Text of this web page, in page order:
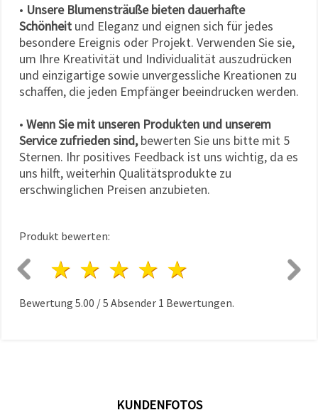
• Unsere Blumensträuße bieten dauerhafte
Schönheit und Eleganz und eignen sich für jedes
besondere Ereignis oder Projekt. Verwenden Sie sie,
um Ihre Kreativität und Individualität auszudrücken
und einzigartige sowie unvergessliche Kreationen zu
schaffen, die jeden Empfänger beeindrucken werden.
• Wenn Sie mit unseren Produkten und unserem
Service zufrieden sind,bewerten Sie uns bitte mit 5
Sternen. Ihr positives Feedback ist uns wichtig, da es
uns hilft, weiterhin Qualitätsprodukte zu
erschwinglichen Preisen anzubieten.
Produkt bewerten:
4 Sterne
3 Sterne
2 Sterne
1 Stern
Bewertung 5.00 /5 Absender 1 Bewertungen.
KUNDENFOTOS